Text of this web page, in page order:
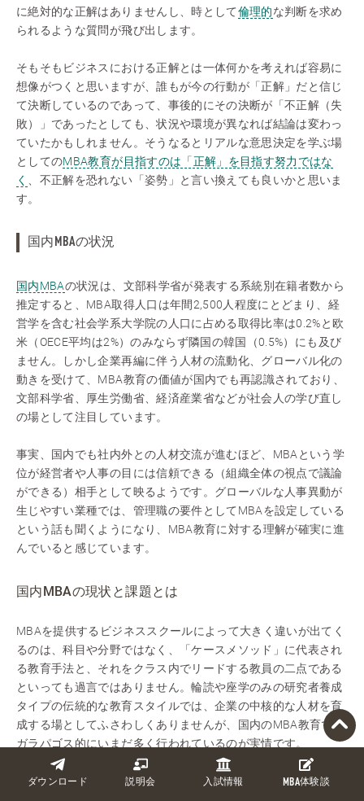
ダウンロード 説明会 入試情報 MBA体験談
に絶対的な正解はありませんし、時として倫理的な判断を求め
られるような質問が飛び出します。
そもそもビジネスにおける正解とは一体何かを考えれば容易に
想像がつくと思いますが、誰もが今の行動が「正解」だと信じ
て決断しているのであって、事後的にその決断が「不正解（失
敗）」であったとしても、状況や環境が異なれば結論は変わっ
ていたかもしれません。そうなるとリアルな意思決定を学ぶ場
としてのMBA教育が目指すのは「正解」を目指す努力ではな
く
、不正解を恐れない「姿勢」と言い換えても良いかと思いま
す。
国内MBAの状況
国内MBAの状況は、文部科学省が発表する系統別在籍者数から
推定すると、MBA取得人口は年間2,500人程度にとどまり、経
営学を含む社会学系大学院の人口に占める取得比率は0.2%と欧
米（OECE平均は2%）のみならず隣国の韓国（0.5%）にも及び
ません。しかし企業再編に伴う人材の流動化、グローバル化の
動きを受けて、MBA教育の価値が国内でも再認識されており、
文部科学省、厚生労働省、経済産業省などが社会人の学び直し
の場として注目しています。
事実、国内でも社内外との人材交流が進むほど、MBAという学
位が経営者や人事の目には信頼できる（組織全体の視点で議論
ができる）相手として映るようです。グローバルな人事異動が
生じやすい業種では、管理職の要件としてMBAを設定している
という話も聞くようになり、MBA教育に対する理解が確実に進
んでいると感じています。
国内MBAの現状と課題とは
MBAを提供するビジネススクールによって大きく違いが出てく
るのは、科目や分野ではなく、「ケースメソッド」に代表され
る教育手法と、それをクラス内でリードする教員の二点である
といっても過言ではありません。輪読や座学のみの研究者養成
タイプの伝統的な教育スタイルでは、企業の中核的な人材を育
成する場としてふさわしくありませんが、国内のMBA教育では
ガラパゴス的にいまだ多く行われているのが実情です。
国内MBAがガラパゴスと感じる理由として「カリキュラム」が